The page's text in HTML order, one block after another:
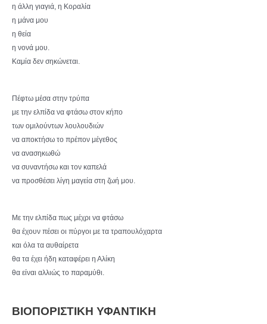
η άλλη γιαγιά, η Κοραλία
η μάνα μου
η θεία
η νονά μου.
Καμία δεν σηκώνεται.
Πέφτω μέσα στην τρύπα
με την ελπίδα να φτάσω στον κήπο
των ομιλούντων λουλουδιών
να αποκτήσω το πρέπον μέγεθος
να ανασηκωθώ
να συναντήσω και τον καπελά
να προσθέσει λίγη μαγεία στη ζωή μου.
Με την ελπίδα πως μέχρι να φτάσω
θα έχουν πέσει οι πύργοι με τα τραπουλόχαρτα
και όλα τα αυθαίρετα
θα τα έχει ήδη καταφέρει η Αλίκη
θα είναι αλλιώς το παραμύθι.
ΒΙΟΠΟΡΙΣΤΙΚΗ ΥΦΑΝΤΙΚΗ